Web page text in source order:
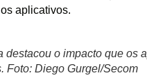
aplicativos.
destacou o impacto que os
Foto: Diego Gurgel/Secom